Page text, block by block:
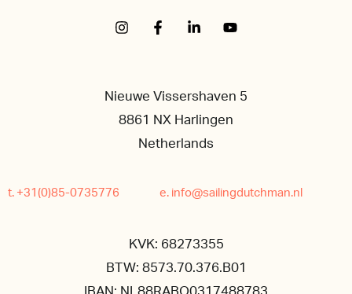
Nieuwe Vissershaven 5
8861 NX Harlingen
Netherlands
t. +31(0)85-0735776 e. info@sailingdutchman.nl
KVK: 68273355
BTW: 8573.70.376.B01
IBAN: NL88RABO0317488783